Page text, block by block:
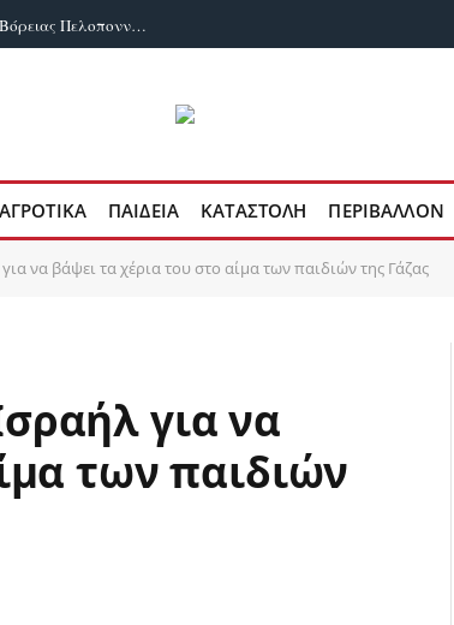
ΟΙΕΛΕ: Παρανομίες σωρηδόν σε ιδιωτικό σχολείο της Βόρειας Πελοποννήσου
ΑΓΡΟΤΙΚΆ ΠΑΙΔΕΊΑ ΚΑΤΑΣΤΟΛΉ ΠΕΡΙΒΆΛΛΟΝ
να βάψει τα χέρια του στο αίμα των παιδιών της Γάζας
για να
των παιδιών